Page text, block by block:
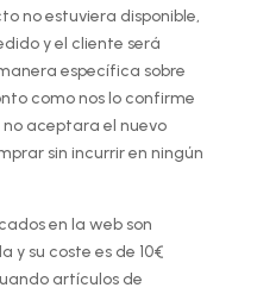
no estuviera disponible,
y el cliente será
específica sobre
como nos lo confirme
aceptara el nuevo
sin incurrir en ningún
en la web son
y su coste es de 10€
artículos de